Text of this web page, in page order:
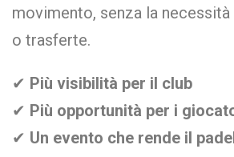
movimento, senza la
o trasferte.
✔ Più visibilità per il club
✔ Più opportunità per i
✔ Un evento che rende il